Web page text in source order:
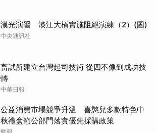
漢光演習 淡江大橋實施阻絕演練（2）(圖)
中央通訊社
畜試所建立台灣起司技術 從四不像到成功技
轉
中華日報
公益消費市場競爭升溫 喜憨兒多款特色中
秋禮盒籲公部門落實優先採購政策